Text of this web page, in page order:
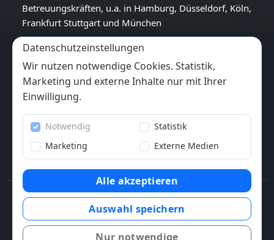
Betreuungskräften, u.a. in Hamburg, Düsseldorf, Köln,
Frankfurt Stuttgart und München
GOOGLE BEWERTUNG
4,4★★★★★
(14 Rezensionen)
Trustpilot
6x★★★★★
© 2013-2026 Pflegewunder.de - Alle Rechte
vorbehalten.
Datenschutzeinstellungen
Wir nutzen notwendige Cookies. Statistik,
Marketing und externe Inhalte nur mit Ihrer
Einwilligung.
Notwendig
Statistik
Marketing
Externe Medien
Alle akzeptieren
Auswahl speichern
Nur notwendige